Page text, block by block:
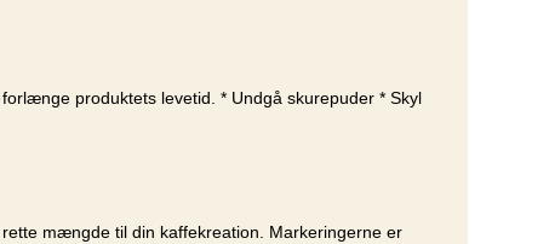
produktets levetid. * Undgå skurepuder * Skyl
mængde til din kaffekreation. Markeringerne er